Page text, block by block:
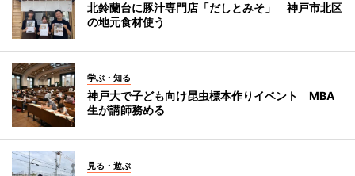
北鈴蘭台に豚汁専門店「だしとみそ」 神戸市北区
の地元食材使う
学ぶ・知る
神戸大で子ども向け昆虫標本作りイベント MBA
生が講師務める
見る・遊ぶ